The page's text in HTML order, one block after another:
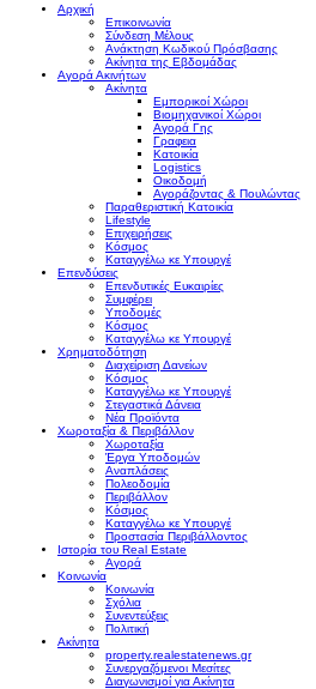
Αρχική
Επικοινωνία
Σύνδεση Μέλους
Ανάκτηση Κωδικού Πρόσβασης
Ακίνητα της Εβδομάδας
Αγορά Ακινήτων
Ακίνητα
Εμπορικοί Χώροι
Βιομηχανικοί Χώροι
Αγορά Γης
Γραφεια
Κατοικία
Logistics
Οικοδομή
Αγοράζοντας & Πουλώντας
Παραθεριστική Κατοικία
Lifestyle
Επιχειρήσεις
Κόσμος
Καταγγέλω κε Υπουργέ
Επενδύσεις
Επενδυτικές Ευκαιρίες
Συμφέρει
Υποδομές
Κόσμος
Καταγγέλω κε Υπουργέ
Χρηματοδότηση
Διαχείριση Δανείων
Κόσμος
Καταγγέλω κε Υπουργέ
Στεγαστικά Δάνεια
Νέα Προϊόντα
Χωροταξία & Περιβάλλον
Χωροταξία
Έργα Υποδομών
Αναπλάσεις
Πολεοδομία
Περιβάλλον
Κόσμος
Καταγγέλω κε Υπουργέ
Προστασία Περιβάλλοντος
Ιστορία του Real Estate
Αγορά
Κοινωνία
Κοινωνία
Σχόλια
Συνεντεύξεις
Πολιτική
Ακίνητα
property.realestatenews.gr
Συνεργαζόμενοι Μεσίτες
Διαγωνισμοί για Ακίνητα